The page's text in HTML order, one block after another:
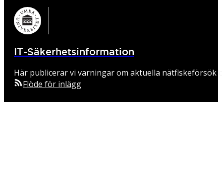
IT-Säkerhetsinformation
Här publicerar vi varningar om aktuella
Flöde för inlägg